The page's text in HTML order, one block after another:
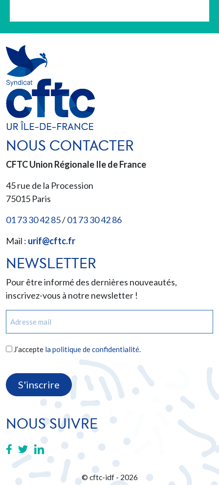
NOUS CONTACTER
CFTC Union Régionale Ile de France
45 rue de la Procession
75015 Paris
01 73 30 42 85/01 73 30 42 86
Mail : urif@cftc.fr
NEWSLETTER
Pour être informé des dernières nouveautés,
inscrivez-vous à notre newsletter !
mail
RGPD
J’accepte la politique de confidentialité.
NOUS SUIVRE
© cftc-idf - 2026